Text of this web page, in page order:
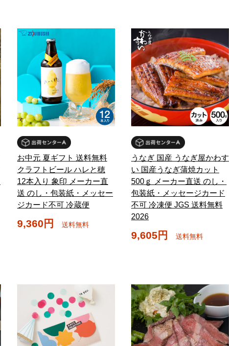
お中元 夏ギフト 送料無料
クラフトビール ハレと穂
12本入り 象印 メーカー直
送 のし・包装紙・メッセー
ジカード不可 冷蔵便
9,360円 送料無料
うなぎ 国産 うなぎ屋かわす
い 国産うなぎ蒲焼カット
500ｇ メーカー直送 のし・
包装紙・メッセージカード
不可 冷凍便 JGS 送料無料
2026
9,605円 送料無料